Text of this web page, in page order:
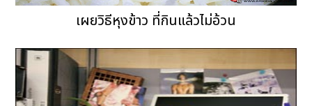
เผยวิธีหุงข้าว ที่กินแล้วไม่อ้วน